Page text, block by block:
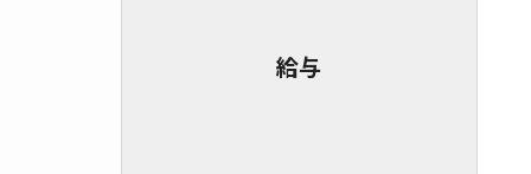
給与